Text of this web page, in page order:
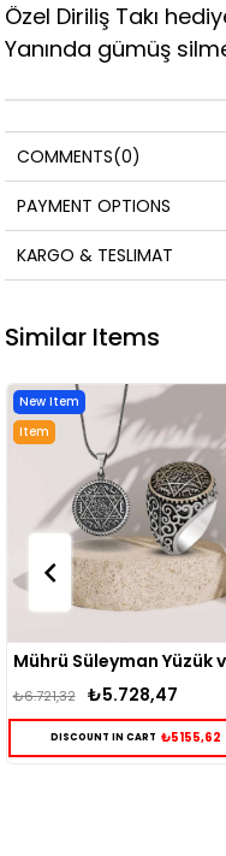
Özel Diriliş Takı
Yanında gümüş
COMMENTS(0)
PAYMENT OPTIONS
KARGO & TESLIMAT
Similar Items
Mührü Süleyman Yüzük ve Kolye Gümüş Kombini
IN CART ₺5155,62
Item
on
Offer